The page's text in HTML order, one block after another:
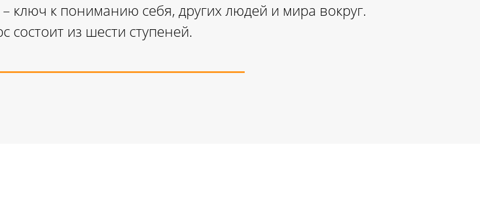
ключ к пониманию себя, других людей и мира вокруг.
состоит из шести ступеней.